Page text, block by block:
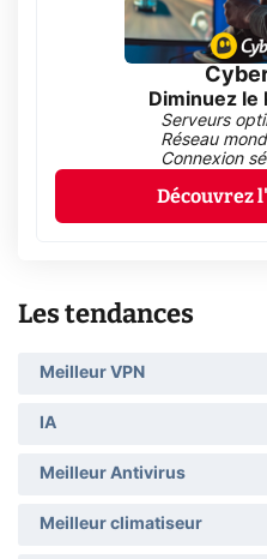
Diminuez le
Serveurs
Réseau
Connexion
Découvrez
Les tendances
Meilleur VPN
IA
Meilleur Antivirus
Meilleur climatiseur